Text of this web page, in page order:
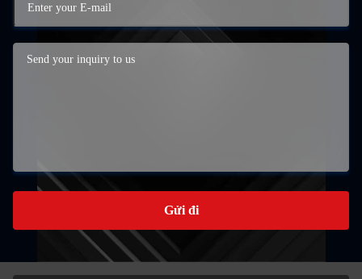
Gửi đi